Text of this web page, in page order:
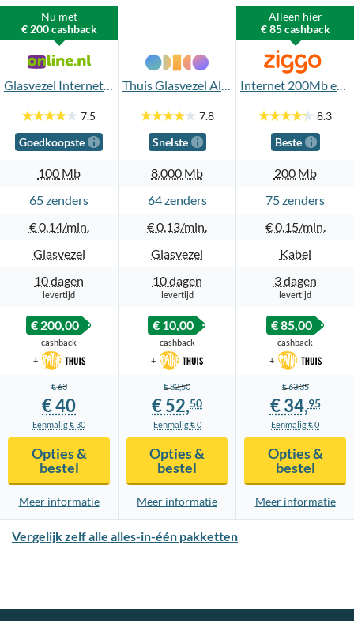
Nu met
€ 200 cashback
Alleen hier
€ 85 cashback
Glasvezel Internet 100Mb + Bellen + TV Standaard App
7.5
Goedkoopste
Thuis Glasvezel Alles-in-1 8.000Mb TV App
7.8
Snelste
Internet 200Mb en TV Start & Bellen
8.3
Beste
100Mb 8.000 Mb 200Mb
65
64
75
€ 0,14
€ 0,13
€ 0,15
Glasvezel
Glasvezel
Kabel
10 dagen
levertijd
10 dagen
levertijd
3 dagen
levertijd
€ 200,00
cashback
+
€ 10,00
cashback
+
€ 85,00
cashback
+
€ 63
€ 40
Eenmalig € 30
Opties &
bestel
Meer informatie
€ 82,50
€ 52,50
Eenmalig € 0
Opties &
bestel
Meer informatie
€ 63,35
€ 34,95
Eenmalig € 0
Opties &
bestel
Meer informatie
Vergelijk zelf alle alles-in-één pakketten